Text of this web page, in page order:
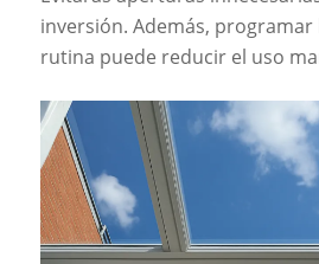
inversión. Además,
rutina puede reducir el uso